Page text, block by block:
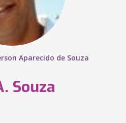
Aparecido de Souza
Souza